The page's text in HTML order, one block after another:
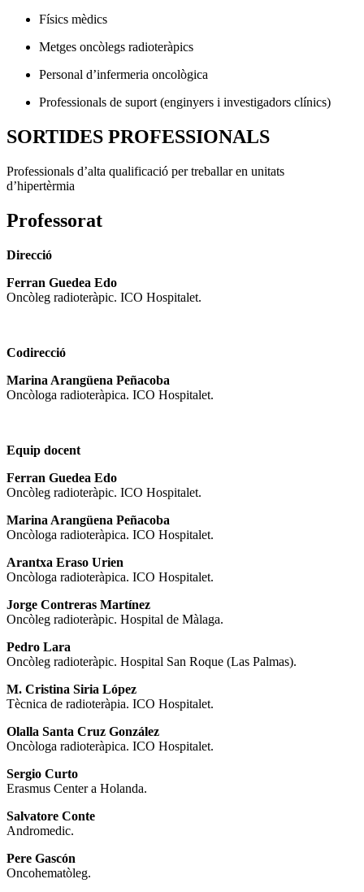
Físics mèdics
Metges oncòlegs radioteràpics
Personal d’infermeria oncològica
Professionals de suport (enginyers i investigadors clínics)
SORTIDES PROFESSIONALS
Professionals d’alta qualificació per treballar en unitats
d’hipertèrmia
Professorat
Direcció
Ferran Guedea Edo
Oncòleg radioteràpic. ICO Hospitalet.
Codirecció
Marina Arangüena Peñacoba
Oncòloga radioteràpica. ICO Hospitalet.
Equip docent
Ferran Guedea Edo
Oncòleg radioteràpic. ICO Hospitalet.
Marina Arangüena Peñacoba
Oncòloga radioteràpica. ICO Hospitalet.
Arantxa Eraso Urien
Oncòloga radioteràpica. ICO Hospitalet.
Jorge Contreras Martínez
Oncòleg radioteràpic. Hospital de Màlaga.
Pedro Lara
Oncòleg radioteràpic. Hospital San Roque (Las Palmas).
M. Cristina Siria López
Tècnica de radioteràpia. ICO Hospitalet.
Olalla Santa Cruz González
Oncòloga radioteràpica. ICO Hospitalet.
Sergio Curto
Erasmus Center a Holanda.
Salvatore Conte
Andromedic.
Pere Gascón
Oncohematòleg.